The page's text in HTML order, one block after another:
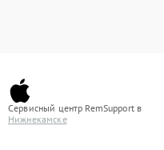
Сервисный центр RemSupport в
Нижнекамске